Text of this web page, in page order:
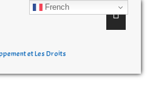
et Les Droits
French